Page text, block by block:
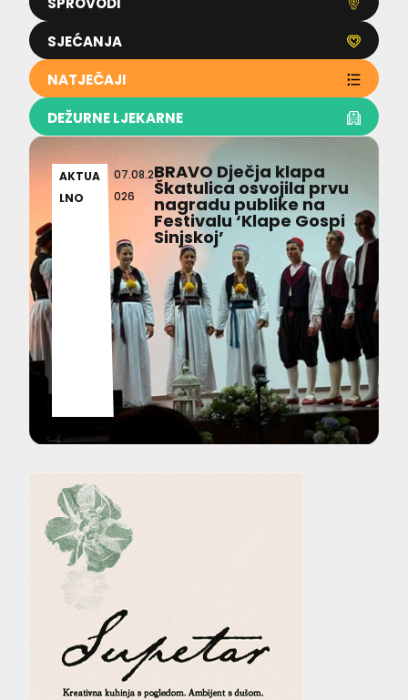
SJEĆANJA
NATJEČAJI
DEŽURNE LJEKARNE
AKTUA
LNO
07.08.2
026
BRAVO Dječja klapa
Škatulica osvojila prvu
nagradu publike na
Festivalu ‘Klape Gospi
Sinjskoj’